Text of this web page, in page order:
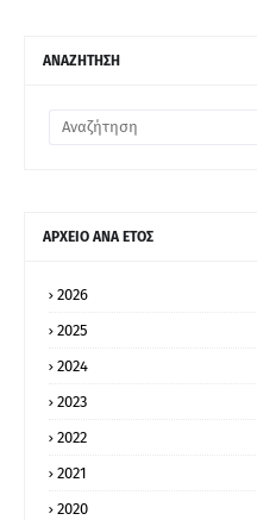
ΑΝΑΖΗΤΗΣΗ
ΑΡΧΕΙΟ ΑΝΑ ΕΤΟΣ
2026
2025
2024
2023
2022
2021
2020